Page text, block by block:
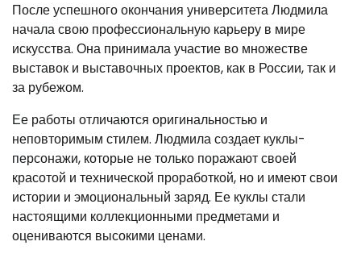
После успешного окончания университета Людмила
начала свою профессиональную карьеру в мире
искусства. Она принимала участие во множестве
выставок и выставочных проектов, как в России, так и
за рубежом.
Ее работы отличаются оригинальностью и
неповторимым стилем. Людмила создает куклы-
персонажи, которые не только поражают своей
красотой и технической проработкой, но и имеют свои
истории и эмоциональный заряд. Ее куклы стали
настоящими коллекционными предметами и
оцениваются высокими ценами.